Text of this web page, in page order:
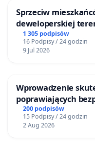
Sprzeciw
deweloperskiej
Bulwarów
1 305 podpisów
16 Podpisy / 24 godzin
9 Jul 2026
Wprowadzenie
poprawiających
Żeromskiego w
200 podpisów
15 Podpisy / 24 godzin
2 Aug 2026